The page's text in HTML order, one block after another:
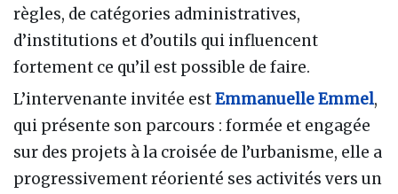
règles, de catégories administratives,
d’institutions et d’outils qui influencent
fortement ce qu’il est possible de faire.
L’intervenante invitée estEmmanuelle Emmel,
qui présente son parcours : formée et engagée
sur des projets à la croisée de l’urbanisme, elle a
progressivement réorienté ses activités vers un